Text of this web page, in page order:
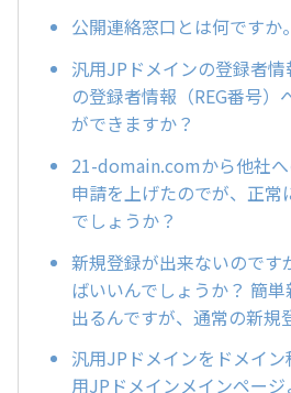
公開連絡窓口とは何ですか。
汎用JPドメインの登録者
の登録者情報（REG番号）
ができますか？
21-domain.comから他社
申請を上げたのでが、正常
でしょうか？
新規登録が出来ないのです
ばいいんでしょうか？ 簡
出るんですが、通常の新規
汎用JPドメインをドメイ
用JPドメインメインペー